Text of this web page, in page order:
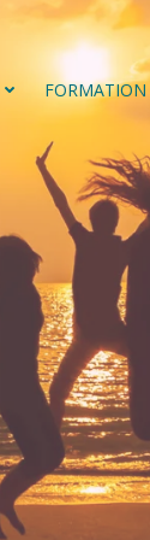
FORMATION